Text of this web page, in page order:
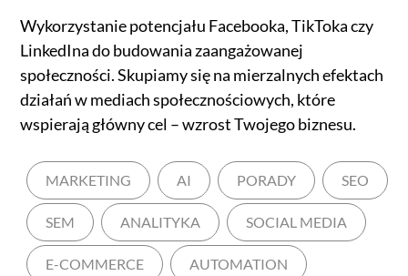
Wykorzystanie potencjału Facebooka, TikToka czy
LinkedIna do budowania zaangażowanej
społeczności. Skupiamy się na mierzalnych efektach
działań w mediach społecznościowych, które
wspierają główny cel – wzrost Twojego biznesu.
MARKETING AI PORADY SEO
SEM ANALITYKA SOCIAL MEDIA
E-COMMERCE AUTOMATION